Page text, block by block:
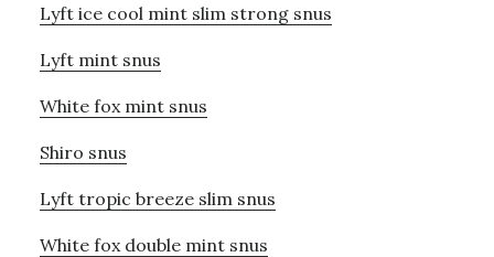
Lyft ice cool mint slim strong snus
Lyft mint snus
White fox mint snus
Shiro snus
Lyft tropic breeze slim snus
White fox double mint snus